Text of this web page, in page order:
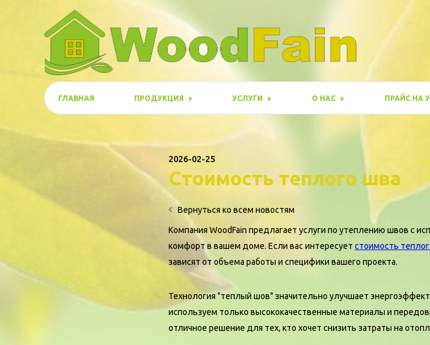
ГЛАВНАЯ ПРОДУКЦИЯ УСЛУГИ О НАС ПРАЙС НА
2026-02-25
Стоимость теплого шва
Вернуться ко всем новостям
Компания WoodFain предлагает услуги по утеплению швов с
комфорт в вашем доме. Если вас интересует стоимость
зависят от объема работы и специфики вашего проекта.
Технология "теплый шов" значительно улучшает
используем только высококачественные материалы и
отличное решение для тех, кто хочет снизить затраты на